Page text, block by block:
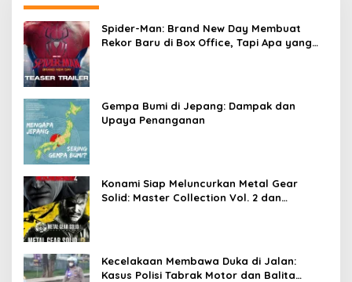
Spider-Man: Brand New Day Membuat
Rekor Baru di Box Office, Tapi Apa yang
Gempa Bumi di Jepang: Dampak dan
Upaya Penanganan
Konami Siap Meluncurkan Metal Gear
Solid: Master Collection Vol. 2 dan
Kecelakaan Membawa Duka di Jalan:
Kasus Polisi Tabrak Motor dan Balita